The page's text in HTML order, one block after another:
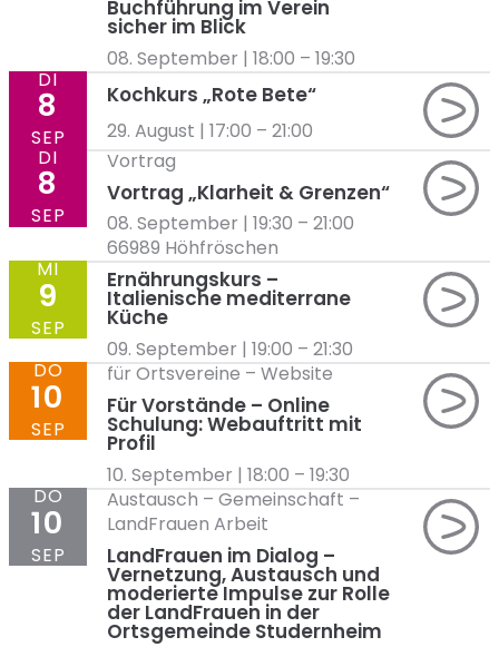
Buchführung im Verein
sicher im Blick
08. September | 18:00 – 19:30
Kochkurs „Rote Bete“
29. August | 17:00 – 21:00
DI
8
SEP
Vortrag „Klarheit & Grenzen“
Vortrag
08. September | 19:30 – 21:00
66989 Höhfröschen
DI
8
SEP
Ernährungskurs –
Italienische mediterrane
Küche
09. September | 19:00 – 21:30
MI
9
SEP
Für Vorstände – Online
Schulung: Webauftritt mit
Profil
für Ortsvereine – Website
10. September | 18:00 – 19:30
DO
10
SEP
LandFrauen im Dialog –
Vernetzung, Austausch und
moderierte Impulse zur Rolle
der LandFrauen in der
Ortsgemeinde Studernheim
Austausch – Gemeinschaft –
LandFrauen Arbeit
DO
10
SEP